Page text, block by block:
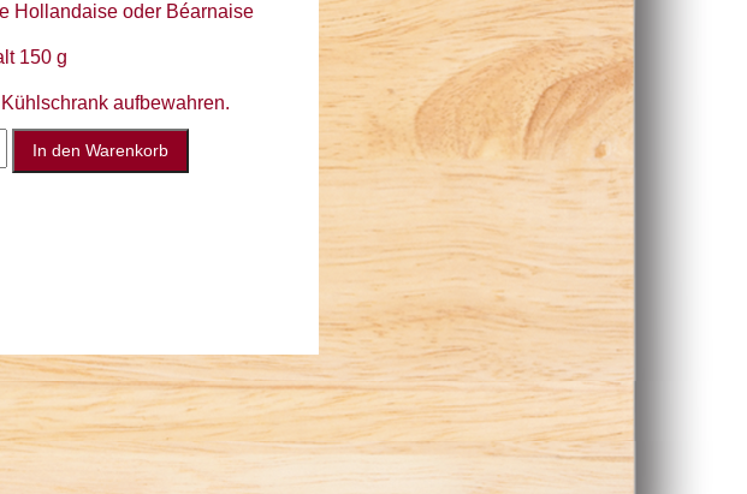
Hollandaise oder Béarnaise
150 g
aufbewahren.
In den Warenkorb